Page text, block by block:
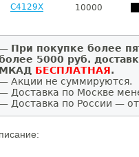
C4129X 10000
При покупке более
5000 руб.
МКАД БЕСПЛАТНАЯ.
Акции не суммируются.
Доставка по Москве
Доставка по России —